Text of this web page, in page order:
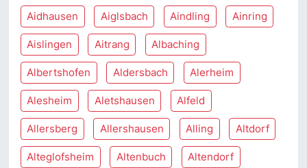
Aidhausen Aiglsbach Aindling Ainring
Aislingen Aitrang Albaching
Albertshofen Aldersbach Alerheim
Alesheim Aletshausen Alfeld
Allersberg Allershausen Alling Altdorf
Alteglofsheim Altenbuch Altendorf